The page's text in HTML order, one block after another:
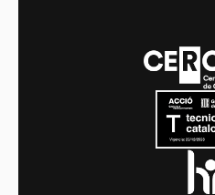
Transparència
Equitat i diversitat